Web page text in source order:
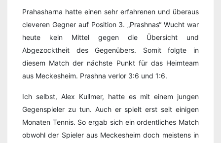
Prahasharna hatte einen sehr erfahrenen und überaus
cleveren Gegner auf Position 3. „Prashnas“ Wucht war
heute kein Mittel gegen die Übersicht und
Abgezocktheit des Gegenübers. Somit folgte in
diesem Match der nächste Punkt für das Heimteam
aus Meckesheim. Prashna verlor 3:6 und 1:6.
Ich selbst, Alex Kullmer, hatte es mit einem jungen
Gegenspieler zu tun. Auch er spielt erst seit einigen
Monaten Tennis. So ergab sich ein ordentliches Match
obwohl der Spieler aus Meckesheim doch meistens in